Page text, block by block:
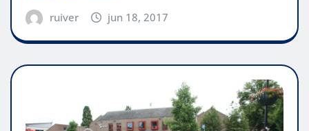
ruiver jun 18, 2017